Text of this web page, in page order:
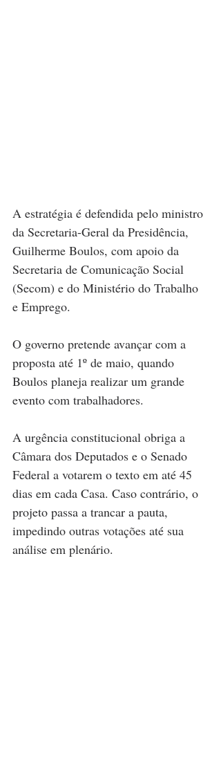
A estratégia é defendida pelo ministro
da Secretaria-Geral da Presidência,
Guilherme Boulos, com apoio da
Secretaria de Comunicação Social
(Secom) e do Ministério do Trabalho
e Emprego.
O governo pretende avançar com a
proposta até 1º de maio, quando
Boulos planeja realizar um grande
evento com trabalhadores.
A urgência constitucional obriga a
Câmara dos Deputados e o Senado
Federal a votarem o texto em até 45
dias em cada Casa. Caso contrário, o
projeto passa a trancar a pauta,
impedindo outras votações até sua
análise em plenário.